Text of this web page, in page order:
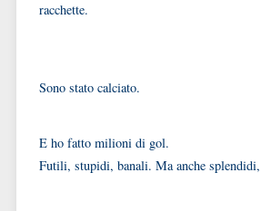
racchette.
Sono stato calciato.
E ho fatto milioni di gol.
Futili, stupidi, banali. Ma anche